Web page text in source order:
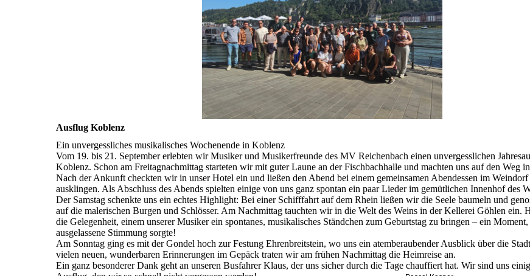
Ausflug Koblenz
Ein unvergessliches musikalisches Wochenende in Koblenz
Vom 19. bis 21. September erlebten wir Musiker und Musikerfreunde des MV Reichenbach einen unvergesslichen
Koblenz. Schon am Freitagnachmittag starteten wir mit guter Laune an der Fischbachhalle und machten uns auf den Weg
Nach der Ankunft checkten wir in unser Hotel ein und ließen den Abend bei einem gemeinsamen Abendessen im
ausklingen. Als Abschluss des Abends spielten einige von uns ganz spontan ein paar Lieder im gemütlichen Innenhof des
Der Samstag schenkte uns ein echtes Highlight: Bei einer Schifffahrt auf dem Rhein ließen wir die Seele baumeln und
auf die malerischen Burgen und Schlösser. Am Nachmittag tauchten wir in die Welt des Weins in der Kellerei Göhlen ein.
die Gelegenheit, einem unserer Musiker ein spontanes, musikalisches Ständchen zum Geburtstag zu bringen – ein
ausgelassene Stimmung sorgte!
Am Sonntag ging es mit der Gondel hoch zur Festung Ehrenbreitstein, wo uns ein atemberaubender Ausblick über die
vielen neuen, wunderbaren Erinnerungen im Gepäck traten wir am frühen Nachmittag die Heimreise an.
Ein ganz besonderer Dank geht an unseren Busfahrer Klaus, der uns sicher durch die Tage chauffiert hat. Wir sind uns